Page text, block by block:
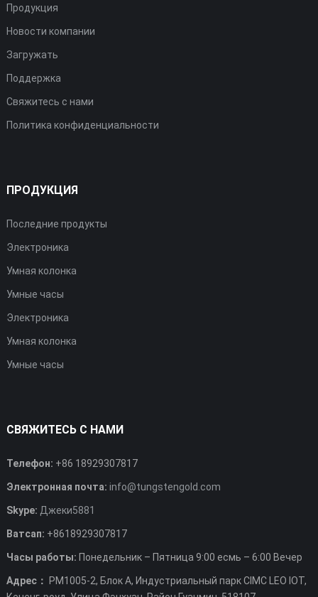
Продукция
Новости компании
Загружать
Поддержка
Свяжитесь с нами
Политика конфиденциальности
ПРОДУКЦИЯ
Последние продукты
Электроника
Умная колонка
Умные часы
Электроника
Умная колонка
Умные часы
СВЯЖИТЕСЬ С НАМИ
Телефон: +86 18929307817
Электронная почта: info@tungstengold.com
Skype: Джеки5881
Ватсап: +8618929307817
Часы работы: Понедельник – Пятница 9:00 есмь – 6:00 Вечер
Адрес：
РМ1005-2, Блок А, Индустриальный парк CIMC LEO IOT,